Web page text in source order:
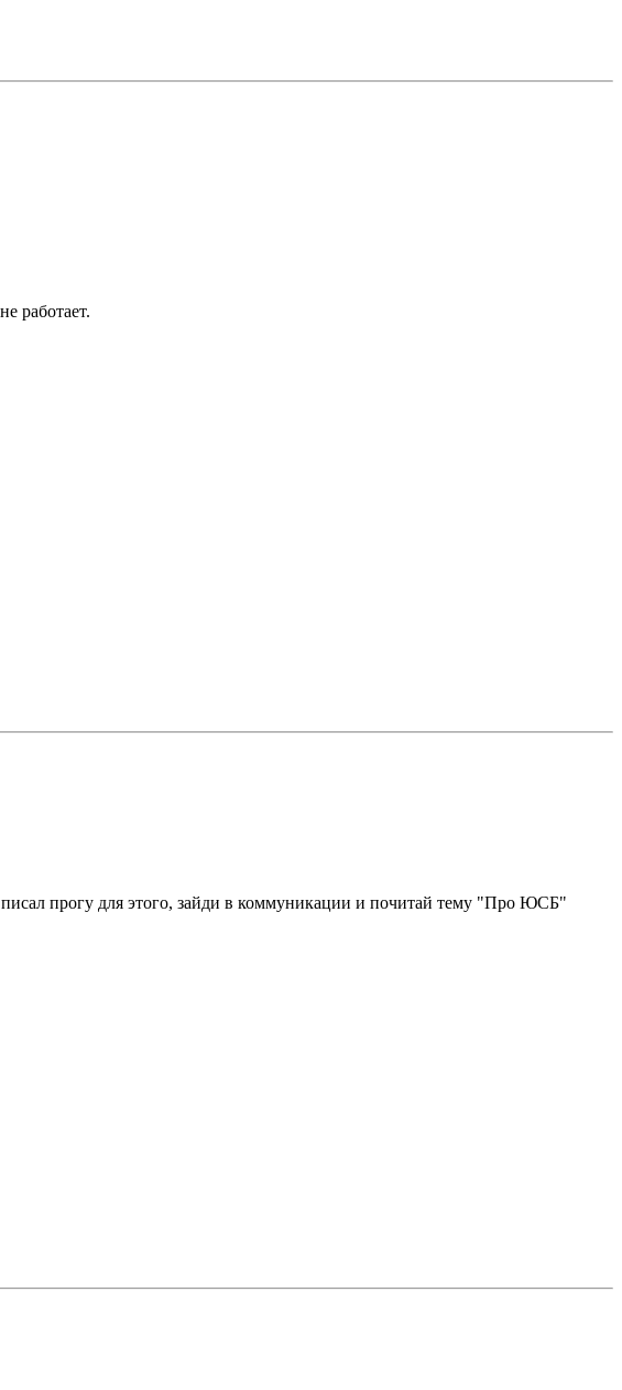
работает.
прогу для этого, зайди в коммуникации и почитай тему "Про ЮСБ"